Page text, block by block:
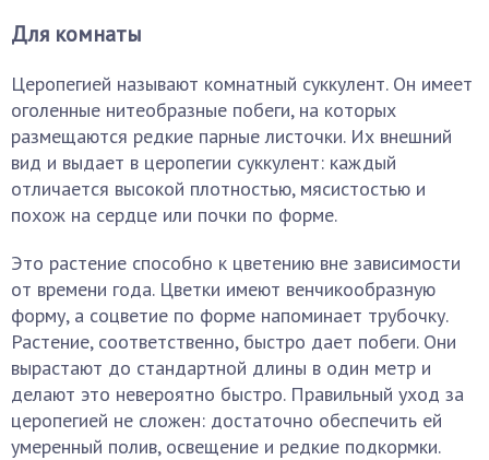
Для комнаты
Церопегией называют комнатный суккулент. Он имеет
оголенные нитеобразные побеги, на которых
размещаются редкие парные листочки. Их внешний
вид и выдает в церопегии суккулент: каждый
отличается высокой плотностью, мясистостью и
похож на сердце или почки по форме.
Это растение способно к цветению вне зависимости
от времени года. Цветки имеют венчикообразную
форму, а соцветие по форме напоминает трубочку.
Растение, соответственно, быстро дает побеги. Они
вырастают до стандартной длины в один метр и
делают это невероятно быстро. Правильный уход за
церопегией не сложен: достаточно обеспечить ей
умеренный полив, освещение и редкие подкормки.